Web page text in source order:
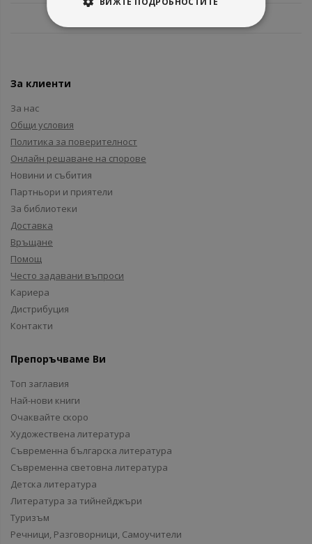
За клиенти
За нас
Общи условия
Политика за поверителност
Онлайн решаване на спорове
Новини и събития
Партньори и приятели
За библиотеки
Доставка
Връщане
Помощ
Често задавани въпроси
Кариера
Дистрибуция
Контакти
Препоръчваме Ви
Топ заглавия
Най-нови книги
Очаквайте скоро
Художествена литература
Съвременна българска литература
Съвременна световна литература
Детска литература
Литература за тийнейджъри
Туризъм
Речници, Разговорници, Самоучители